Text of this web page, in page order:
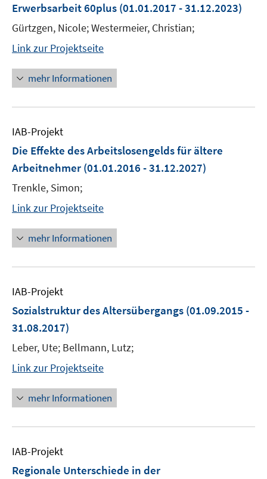
Erwerbsarbeit 60plus (01.01.2017 - 31.12.2023)
Gürtzgen, Nicole; Westermeier, Christian;
Link zur Projektseite
mehr Informationen
IAB-Projekt
Die Effekte des Arbeitslosengelds für ältere
Arbeitnehmer (01.01.2016 - 31.12.2027)
Trenkle, Simon;
Link zur Projektseite
mehr Informationen
IAB-Projekt
Sozialstruktur des Altersübergangs (01.09.2015 -
31.08.2017)
Leber, Ute; Bellmann, Lutz;
Link zur Projektseite
mehr Informationen
IAB-Projekt
Regionale Unterschiede in der